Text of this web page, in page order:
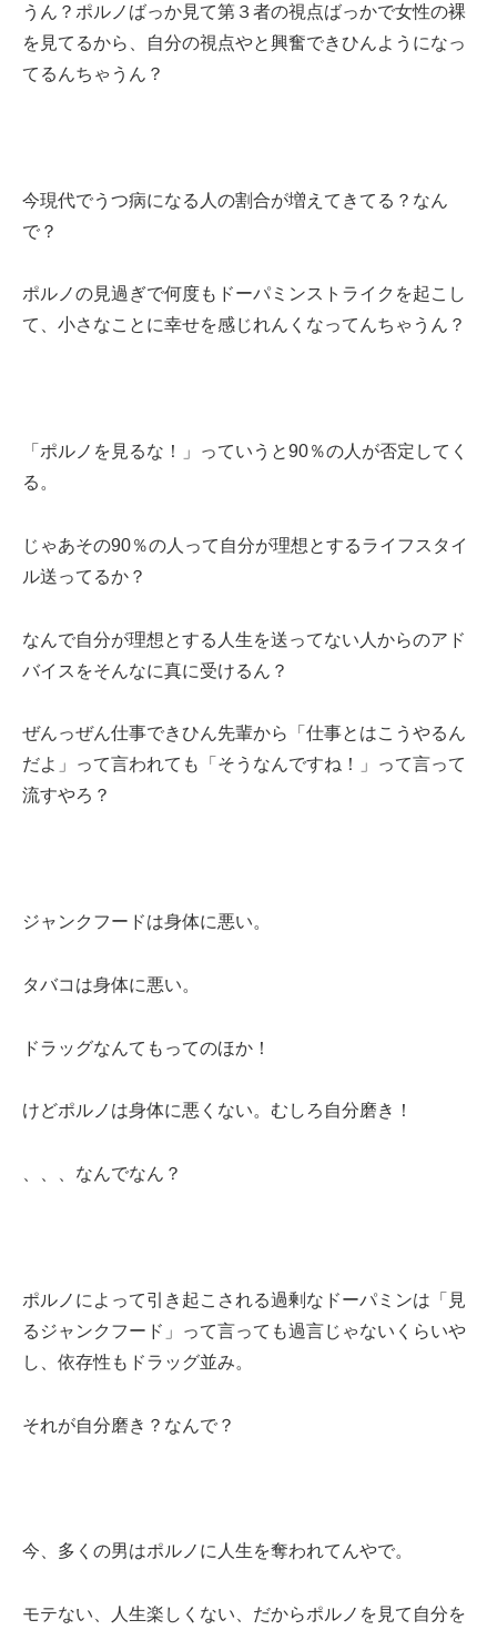
うん？ポルノばっか見て第３者の視点ばっかで女性の裸
を見てるから、自分の視点やと興奮できひんようになっ
てるんちゃうん？
今現代でうつ病になる人の割合が増えてきてる？なん
で？
ポルノの見過ぎで何度もドーパミンストライクを起こし
て、小さなことに幸せを感じれんくなってんちゃうん？
「ポルノを見るな！」っていうと90％の人が否定してく
る。
じゃあその90％の人って自分が理想とするライフスタイ
ル送ってるか？
なんで自分が理想とする人生を送ってない人からのアド
バイスをそんなに真に受けるん？
ぜんっぜん仕事できひん先輩から「仕事とはこうやるん
だよ」って言われても「そうなんですね！」って言って
流すやろ？
ジャンクフードは身体に悪い。
タバコは身体に悪い。
ドラッグなんてもってのほか！
けどポルノは身体に悪くない。むしろ自分磨き！
、、、なんでなん？
ポルノによって引き起こされる過剰なドーパミンは「見
るジャンクフード」って言っても過言じゃないくらいや
し、依存性もドラッグ並み。
それが自分磨き？なんで？
今、多くの男はポルノに人生を奪われてんやで。
モテない、人生楽しくない、だからポルノを見て自分を